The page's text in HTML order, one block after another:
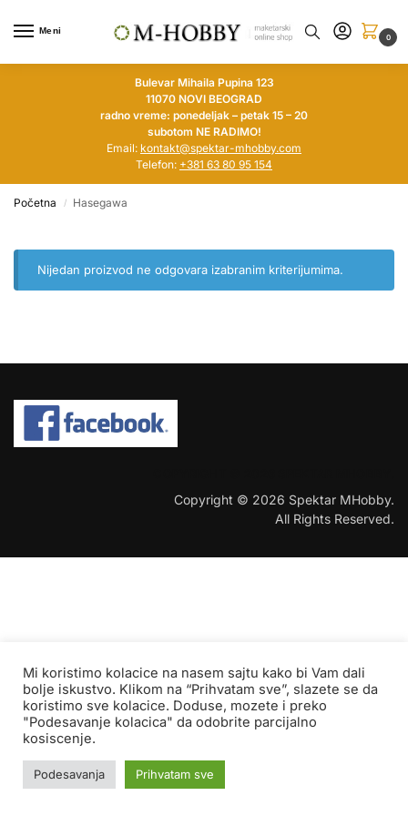
Meni
0
Bulevar Mihaila Pupina 123
11070 NOVI BEOGRAD
radno vreme: ponedeljak – petak 15 – 20
subotom NE RADIMO!
Email: kontakt@spektar-mhobby.com
Telefon: +381 63 80 95 154
Početna / Hasegawa
Nijedan proizvod ne odgovara izabranim kriterijumima.
Copyright © 2026 Spektar MHobby.
All Rights Reserved.
Mi koristimo kolacice na nasem sajtu kako bi Vam dali
bolje iskustvo. Klikom na “Prihvatam sve”, slazete se da
koristimo sve kolacice. Doduse, mozete i preko
"Podesavanje kolacica" da odobrite parcijalno
kosiscenje.
Podesavanja Prihvatam sve